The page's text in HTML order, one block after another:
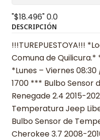
"$18.496"0.0
DESCRIPCIÓN
!!!TUREPUESTOYA!!!
Comuna de
*Lunes – Viernes
1700 *** Bulbo
Renegade 2.4 2015-
Temperatura Jeep
Bulbo Sensor de
Cherokee 3.7 2008-